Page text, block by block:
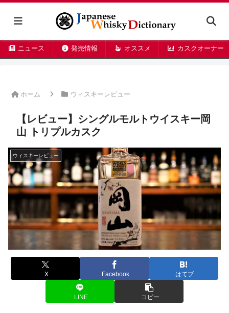
ニュース 発売情報 オススメ カスクオーナー
ホーム ウィスキーレビュー
【レビュー】シングルモルトウイスキー岡
山 トリプルカスク
ウィスキーレビュー
X Facebook はてブ
LINE コピー